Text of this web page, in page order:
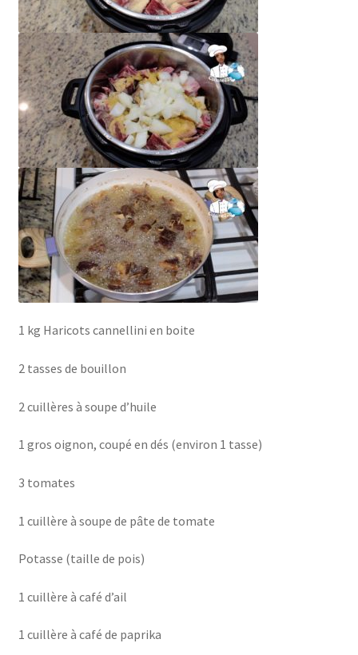
1 kg Haricots cannellini en boite
2 tasses de bouillon
2 cuillères à soupe d’huile
1 gros oignon, coupé en dés (environ 1 tasse)
3 tomates
1 cuillère à soupe de pâte de tomate
Potasse (taille de pois)
1 cuillère à café d’ail
1 cuillère à café de paprika